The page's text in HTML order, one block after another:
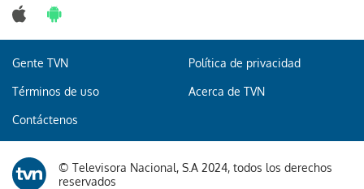
Gente TVN Política de privacidad
Términos de uso Acerca de TVN
Contáctenos
© Televisora Nacional, S.A 2024, todos los derechos
reservados